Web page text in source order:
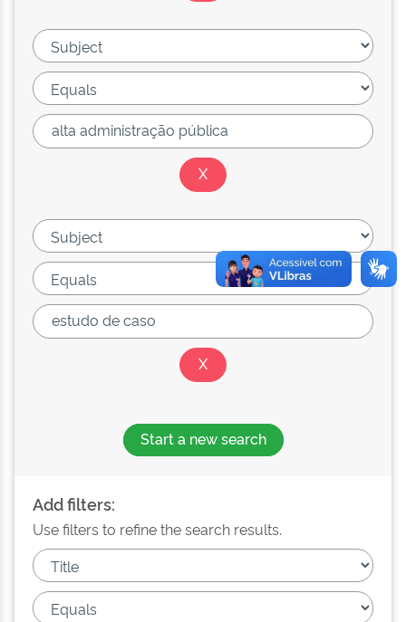
Start a new search
Add filters:
Use filters to refine the search results.